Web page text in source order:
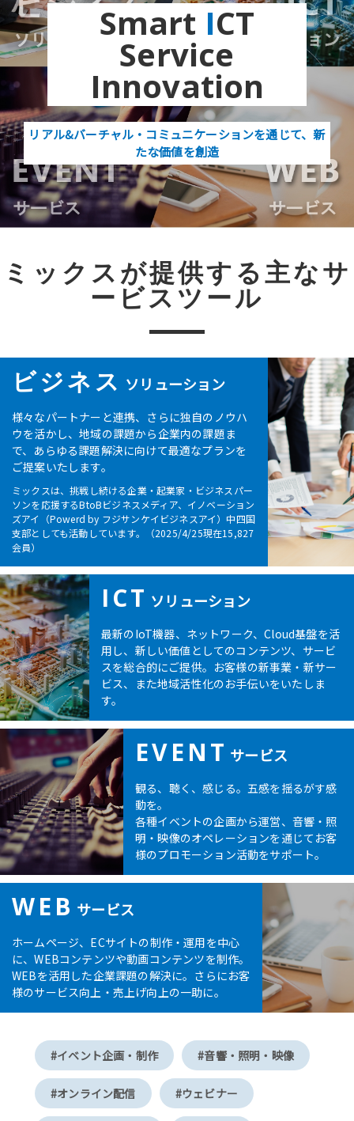
Smart ICT
Service
Innovation
リアル&バーチャル・コミュニケーションを通じて、新
たな価値を創造
ミックスが提供する主なサ
ービスツール
ビジネス ソリューション
様々なパートナーと連携、さらに独自のノウハ
ウを活かし、地域の課題から企業内の課題ま
で、あらゆる課題解決に向けて最適なプランを
ご提案いたします。
ミックスは、挑戦し続ける企業・起業家・ビジネスパー
ソンを応援するBtoBビジネスメディア、イノベーション
ズアイ（Powerd by フジサンケイビジネスアイ）中四国
支部としても活動しています。（2025/4/25現在15,827
会員）
ICT ソリューション
最新のIoT機器、ネットワーク、Cloud基盤を活
用し、新しい価値としてのコンテンツ、サービ
スを総合的にご提供。お客様の新事業・新サー
ビス、また地域活性化のお手伝いをいたしま
す。
EVENT サービス
観る、聴く、感じる。五感を揺るがす感
動を。
各種イベントの企画から運営、音響・照
明・映像のオペレーションを通じてお客
様のプロモーション活動をサポート。
WEB サービス
ホームページ、ECサイトの制作・運用を中心
に、WEBコンテンツや動画コンテンツを制作。
WEBを活用した企業課題の解決に。さらにお客
様のサービス向上・売上げ向上の一助に。
#イベント企画・制作 #音響・照明・映像
#オンライン配信 #ウェビナー